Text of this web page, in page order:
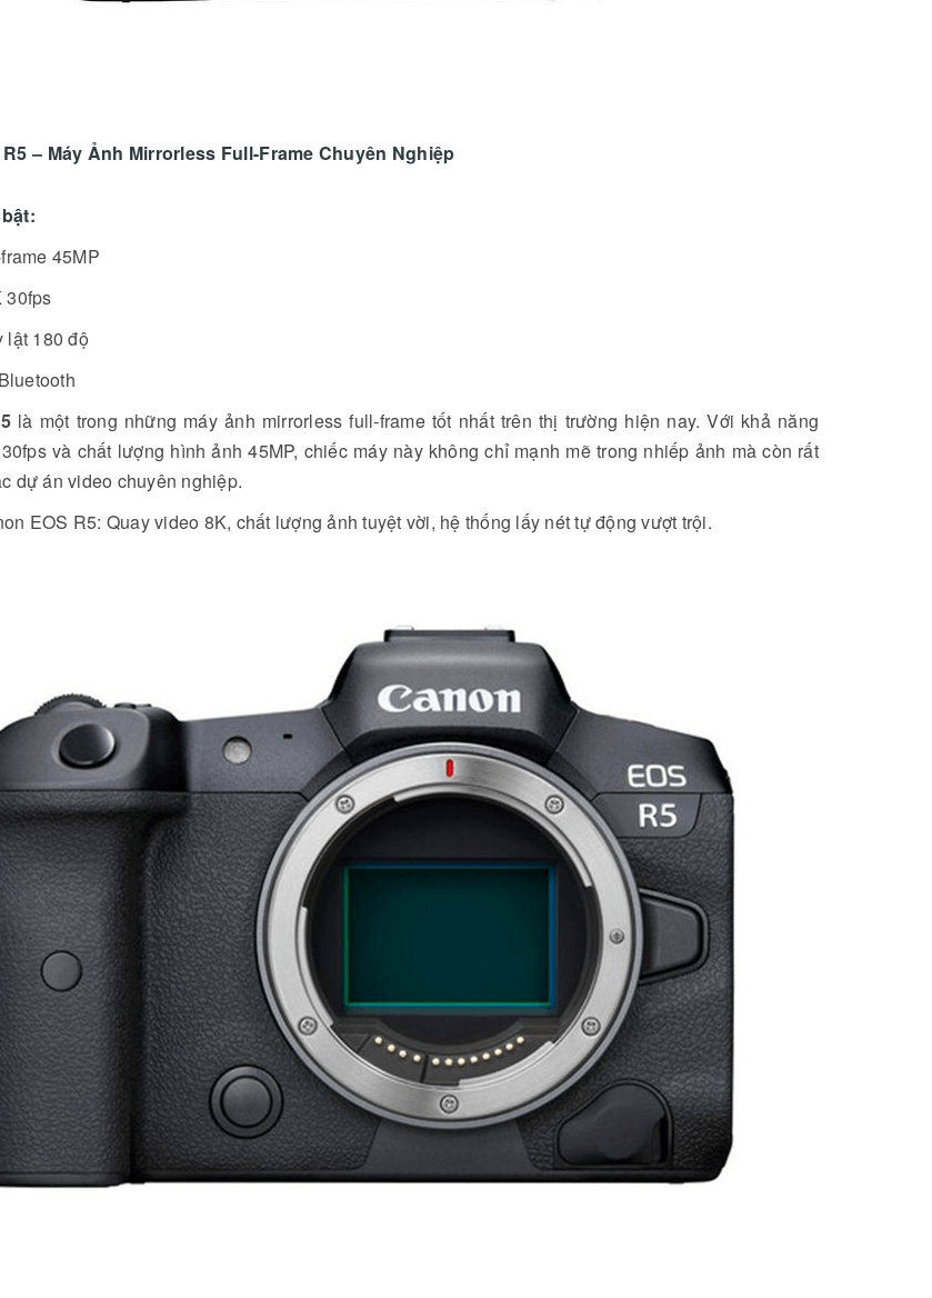
– Máy Ảnh Mirrorless Full-Frame Chuyên Nghiệp
45MP
30fps
lật 180 độ
là một trong những máy ảnh mirrorless full-frame tốt nhất trên thị trường hiện nay. Với khả năng
và chất lượng hình ảnh 45MP, chiếc máy này không chỉ mạnh mẽ trong nhiếp ảnh mà còn rất
dự án video chuyên nghiệp.
EOS R5: Quay video 8K, chất lượng ảnh tuyệt vời, hệ thống lấy nét tự động vượt trội.